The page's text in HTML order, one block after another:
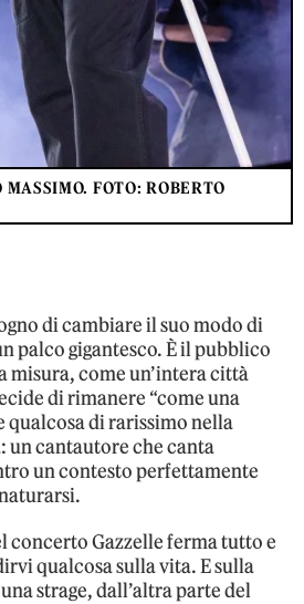
FOTO: ROBERTO
di cambiare il suo modo di
palco gigantesco. È il pubblico
misura, come un’intera città
di rimanere “come una
qualcosa di rarissimo nella
un cantautore che canta
un contesto perfettamente
concerto Gazzelle ferma tutto e
qualcosa sulla vita. E sulla
strage, dall’altra parte del